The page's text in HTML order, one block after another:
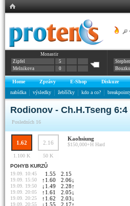
Monastir
Zipfel
5
Melnikova
0
Home Zprávy E-Shop Diskuze
nabídka
výsledky žebříčky kdo a co?
Rodionov - Ch.H.Tseng 6:4
Posledních 16
1.62 2.16
Kaohsiung
$150,000+H Hard
1.100 K
50 K
POHYB KURZŮ
19.09. 10:45
1.55 2.15
19.09. 15:50 ↑ 1.60 2.06↓
19.09. 19:50 ↓ 1.49 2.28↑
19.09. 20:05 ↑ 1.61 2.05 ↓
19.09. 20:25 ↑ 1.62 2.03 ↓
19.09. 20:55 ↓ 1.55 2.17↑